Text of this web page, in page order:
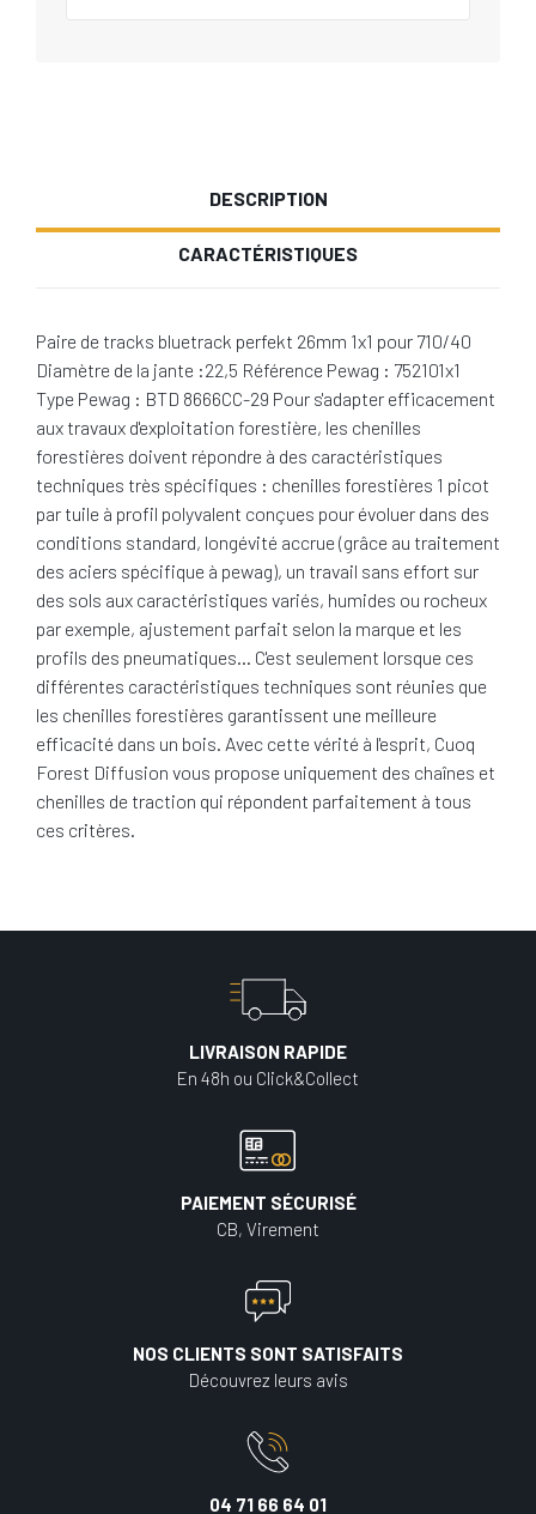
DESCRIPTION
CARACTÉRISTIQUES
Paire de tracks bluetrack perfekt 26mm 1x1 pour 710/40
Diamètre de la jante :22,5 Référence Pewag : 752101x1
Type Pewag : BTD 8666CC-29 Pour s'adapter efficacement
aux travaux d'exploitation forestière, les chenilles
forestières doivent répondre à des caractéristiques
techniques très spécifiques : chenilles forestières 1 picot
par tuile à profil polyvalent conçues pour évoluer dans des
conditions standard, longévité accrue (grâce au traitement
des aciers spécifique à pewag), un travail sans effort sur
des sols aux caractéristiques variés, humides ou rocheux
par exemple, ajustement parfait selon la marque et les
profils des pneumatiques… C'est seulement lorsque ces
différentes caractéristiques techniques sont réunies que
les chenilles forestières garantissent une meilleure
efficacité dans un bois. Avec cette vérité à l'esprit, Cuoq
Forest Diffusion vous propose uniquement des chaînes et
chenilles de traction qui répondent parfaitement à tous
ces critères.
LIVRAISON RAPIDE
En 48h ou Click&Collect
PAIEMENT SÉCURISÉ
CB, Virement
NOS CLIENTS SONT SATISFAITS
Découvrez leurs avis
04 71 66 64 01